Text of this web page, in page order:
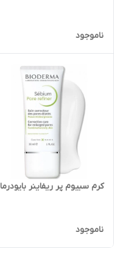
ناموجود
کرم سبیوم پر ریفاینر بایودرما
ناموجود